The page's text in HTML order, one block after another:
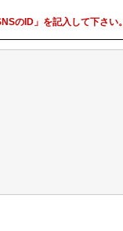
のID」を記入して下さい。